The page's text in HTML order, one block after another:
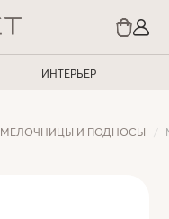
ИНТЕРЬЕР
МЕЛОЧНИЦЫ И ПОДНОСЫ